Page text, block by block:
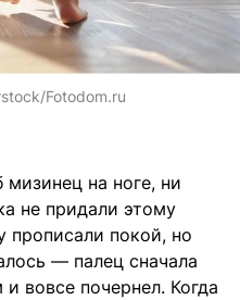
Fotodom.ru
на ноге, ни
не придали этому
прописали покой, но
— палец сначала
вовсе почернел. Когда